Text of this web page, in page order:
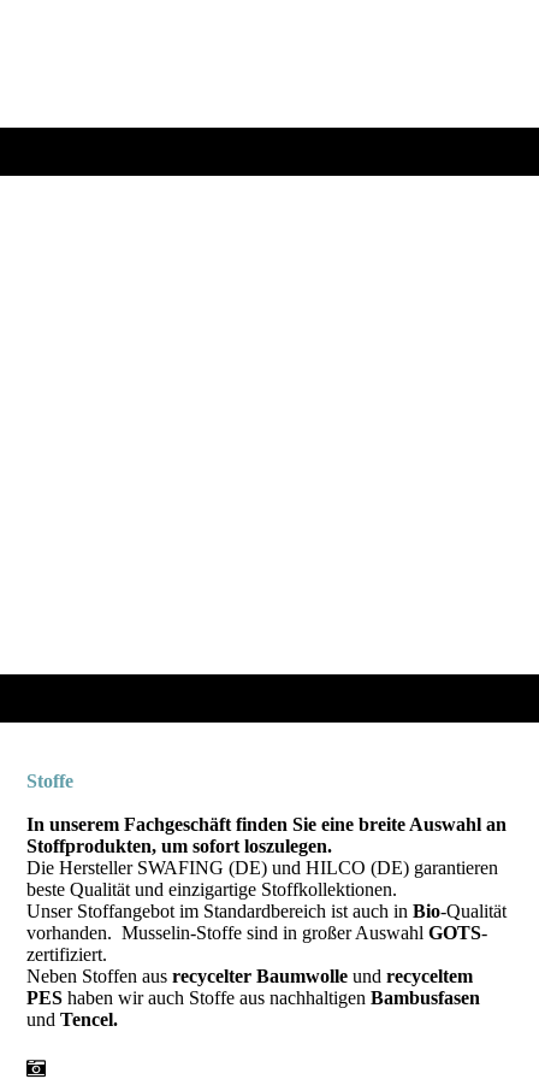
Stoffe
In unserem Fachgeschäft finden Sie eine breite Auswahl an
Stoffprodukten, um sofort loszulegen.
Die Hersteller SWAFING (DE) und HILCO (DE) garantieren
beste Qualität und einzigartige Stoffkollektionen.
Unser Stoffangebot im Standardbereich ist auch inBio-Qualität
vorhanden. Musselin-Stoffe sind in großer AuswahlGOTS-
zertifiziert.
Neben Stoffen ausrecycelter Baumwolle undrecyceltem
PES haben wir auch Stoffe aus nachhaltigenBambusfasen
undTencel.